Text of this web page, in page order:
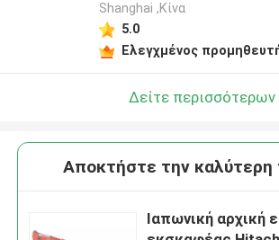
Shanghai ,Κίνα
5.0
Ελεγχμένος
Δείτε περισσότερων
Αποκτήστε την καλύτερη
Ιαπωνική αρχική